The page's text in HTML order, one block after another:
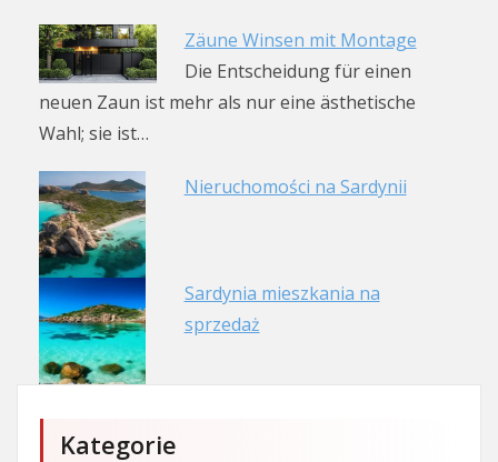
Zäune Winsen mit Montage
Die Entscheidung für einen
neuen Zaun ist mehr als nur eine ästhetische
Wahl; sie ist…
Nieruchomości na Sardynii
Sardynia mieszkania na
sprzedaż
Kategorie